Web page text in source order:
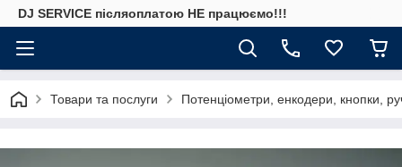
DJ SERVICE пiсляоплатою НЕ працюємо!!!
Товари та послуги Потенціометри, енкодери, кнопки,